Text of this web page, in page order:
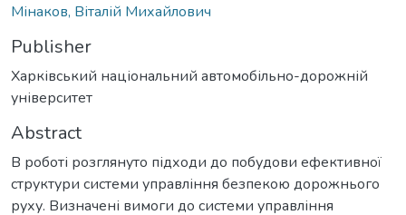
Мінаков, Віталій Михайлович
Publisher
Харківський національний автомобільно-дорожній
університет
Abstract
В роботі розглянуто підходи до побудови ефективної
структури системи управління безпекою дорожнього
руху. Визначені вимоги до системи управління